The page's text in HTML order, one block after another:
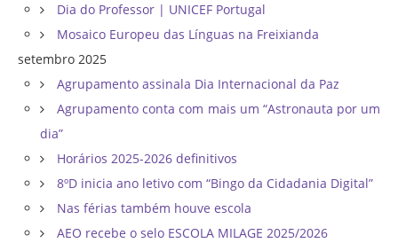
Dia do Professor | UNICEF Portugal
Mosaico Europeu das Línguas na Freixianda
setembro 2025
Agrupamento assinala Dia Internacional da Paz
Agrupamento conta com mais um “Astronauta por um
dia”
Horários 2025-2026 definitivos
8ºD inicia ano letivo com “Bingo da Cidadania Digital”
Nas férias também houve escola
AEO recebe o selo ESCOLA MILAGE 2025/2026